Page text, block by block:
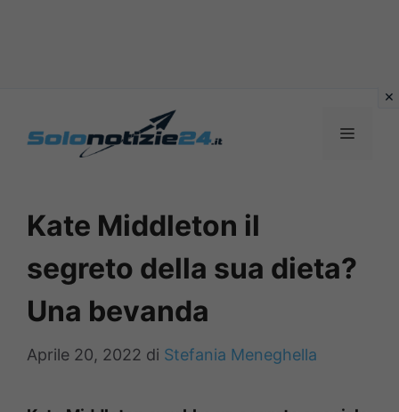
MENU
Kate Middleton il
segreto della sua dieta?
Una bevanda
Aprile 20, 2022 di Stefania Meneghella